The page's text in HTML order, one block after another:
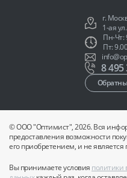
г.
1-ая
Пн-Чт:
Пт:
8 495
© ООО "Оптимист", 2026. Вся
предоставления возможности
его приобретением, и не
Вы принимаете условия политики